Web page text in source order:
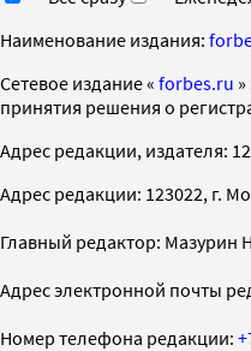
Наименование издания:
Cетевое издание « forbes.ru
принятия решения о
Адрес редакции, издателя:
Адрес редакции: 123022, г.
Главный редактор: Мазурин
Адрес электронной почты
Номер телефона редакции: